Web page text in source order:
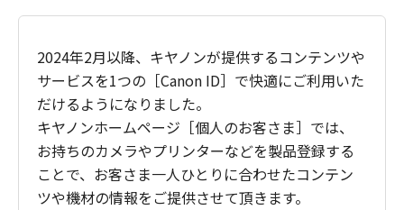
2024年2月以降、キヤノンが提供するコンテンツや
サービスを1つの［Canon ID］で快適にご利用いた
だけるようになりました。
キヤノンホームページ［個人のお客さま］では、
お持ちのカメラやプリンターなどを製品登録する
ことで、お客さま一人ひとりに合わせたコンテン
ツや機材の情報をご提供させて頂きます。